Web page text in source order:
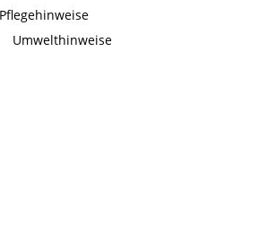
Pflegehinweise
Umwelthinweise